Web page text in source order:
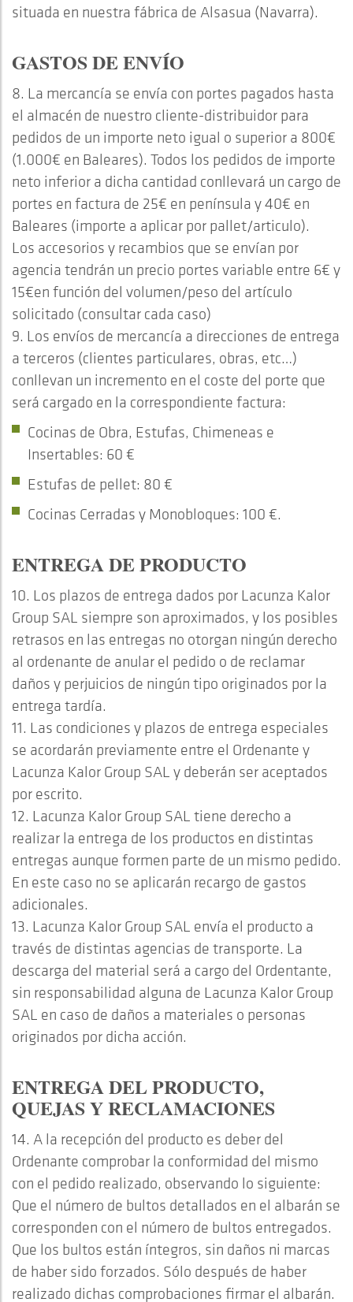
situada en nuestra fábrica de Alsasua (Navarra).
GASTOS DE ENVÍO
8. La mercancía se envía con portes pagados hasta
el almacén de nuestro cliente-distribuidor para
pedidos de un importe neto igual o superior a 800€
(1.000€ en Baleares). Todos los pedidos de importe
neto inferior a dicha cantidad conllevará un cargo de
portes en factura de 25€ en península y 40€ en
Baleares (importe a aplicar por pallet/articulo).
Los accesorios y recambios que se envían por
agencia tendrán un precio portes variable entre 6€ y
15€en función del volumen/peso del artículo
solicitado (consultar cada caso)
9. Los envíos de mercancía a direcciones de entrega
a terceros (clientes particulares, obras, etc…)
conllevan un incremento en el coste del porte que
será cargado en la correspondiente factura:
Cocinas de Obra, Estufas, Chimeneas e
Insertables: 60 €
Estufas de pellet: 80 €
Cocinas Cerradas y Monobloques: 100 €.
ENTREGA DE PRODUCTO
10. Los plazos de entrega dados por Lacunza Kalor
Group SAL siempre son aproximados, y los posibles
retrasos en las entregas no otorgan ningún derecho
al ordenante de anular el pedido o de reclamar
daños y perjuicios de ningún tipo originados por la
entrega tardía.
11. Las condiciones y plazos de entrega especiales
se acordarán previamente entre el Ordenante y
Lacunza Kalor Group SAL y deberán ser aceptados
por escrito.
12. Lacunza Kalor Group SAL tiene derecho a
realizar la entrega de los productos en distintas
entregas aunque formen parte de un mismo pedido.
En este caso no se aplicarán recargo de gastos
adicionales.
13. Lacunza Kalor Group SAL envía el producto a
través de distintas agencias de transporte. La
descarga del material será a cargo del Ordentante,
sin responsabilidad alguna de Lacunza Kalor Group
SAL en caso de daños a materiales o personas
originados por dicha acción.
ENTREGA DEL PRODUCTO,
QUEJAS Y RECLAMACIONES
14. A la recepción del producto es deber del
Ordenante comprobar la conformidad del mismo
con el pedido realizado, observando lo siguiente:
Que el número de bultos detallados en el albarán se
corresponden con el número de bultos entregados.
Que los bultos están íntegros, sin daños ni marcas
de haber sido forzados. Sólo después de haber
realizado dichas comprobaciones firmar el albarán.